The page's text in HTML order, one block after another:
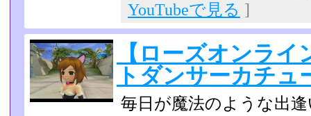
YouTubeで見る ]
【ローズオンラ
トダンサーカチュ
毎日が魔法のような出